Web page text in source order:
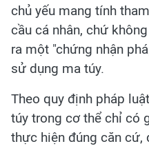
chủ yếu mang tính
cầu cá nhân, chứ
ra một "chứng nhận
sử dụng ma túy.
Theo quy định pháp
túy trong cơ thể chỉ có
thực hiện đúng căn cứ,